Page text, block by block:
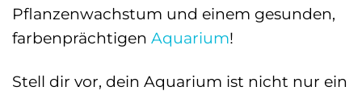
Pflanzenwachstum und einem gesunden,
farbenprächtigen Aquarium!
Stell dir vor, dein Aquarium ist nicht nur ein